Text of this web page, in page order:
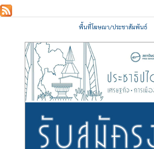
พื้นที่โฆษณา/ประชาสัมพันธ์